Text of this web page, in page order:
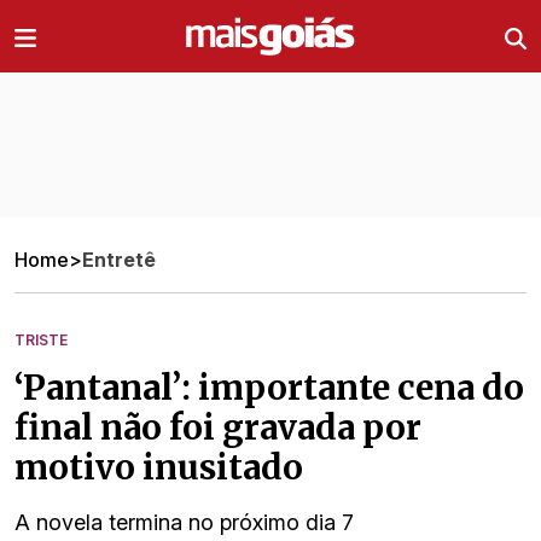
Home>Entretê
TRISTE
‘Pantanal’: importante cena do
final não foi gravada por
motivo inusitado
A novela termina no próximo dia 7